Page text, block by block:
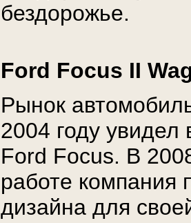
бездорожье.
Ford Focus II
Рынок
2004 году увидел
Ford Focus. В
работе компания
дизайна для